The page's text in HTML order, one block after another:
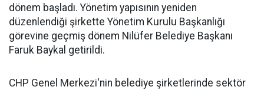
dönem başladı. Yönetim yapısının yeniden
düzenlendiği şirkette Yönetim Kurulu Başkanlığı
görevine geçmiş dönem Nilüfer Belediye Başkanı
Faruk Baykal getirildi.
CHP Genel Merkezi'nin belediye şirketlerinde sektör